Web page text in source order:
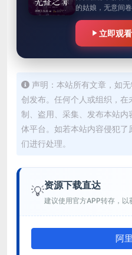
的姑娘，无意间
犯。原本死水般
黑帮的双重追查
立即观看
声明：本站所有文章，如
创发布。任何个人或组织，在
制、盗用、采集、发布本站
体平台。如若本站内容侵犯
们进行处理。
💡资源下载直达
建议使用官方APP转存，以
阿